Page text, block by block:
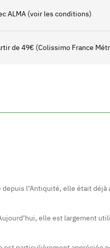
ALMA (voir les conditions)
de 49€ (Colissimo France
l’Antiquité, elle était déjà
elle est largement